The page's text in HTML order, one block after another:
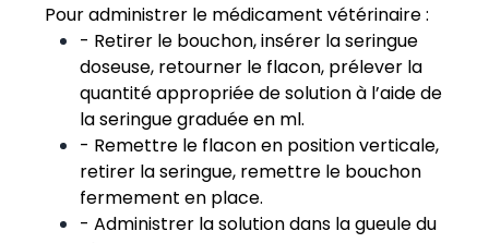
Pour administrer le médicament vétérinaire :
- Retirer le bouchon, insérer la seringue
doseuse, retourner le flacon, prélever la
quantité appropriée de solution à l’aide de
la seringue graduée en ml.
- Remettre le flacon en position verticale,
retirer la seringue, remettre le bouchon
fermement en place.
- Administrer la solution dans la gueule du